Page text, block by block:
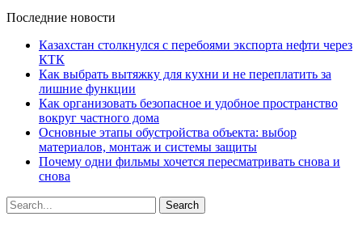
Последние новости
Казахстан столкнулся с перебоями экспорта нефти через
КТК
Как выбрать вытяжку для кухни и не переплатить за
лишние функции
Как организовать безопасное и удобное пространство
вокруг частного дома
Основные этапы обустройства объекта: выбор
материалов, монтаж и системы защиты
Почему одни фильмы хочется пересматривать снова и
снова